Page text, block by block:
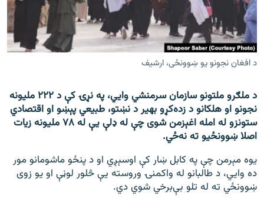
اړیکه
دري پاڼه
Azadi English
راسره ملګري شئ
د افغان نجونو يو ښوونځی، ارشيف
د ملګرو ملتونو سازمان سرمنشي وايي، په نړۍ کې د ۲۲۲ ملیونه
نجونو او هلکانو د زده‌کړو بهیر د نښتو، طبیعي پېښو او اقتصادي
ستونزو له امله اغېزمن شوی چې له ډلې یې له ۷۸ ملیونه زیات
اصلا ښوونځيو ته نه‌ځي.
يوه مېرمن چې په کابل ښار کې اوسېږي او د پنځو ماشومانو مور
ده وايي، د طالبانو له واکمنۍ وروسته يې څلور لوڼې او يو زوى
ښوونځي ته له تلو بې‌برخي شوي دي.